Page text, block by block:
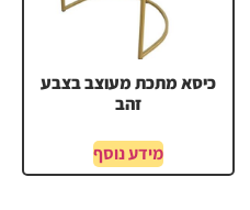
כיסא מתכת מעוצב בצבע
זהב
מידע נוסף